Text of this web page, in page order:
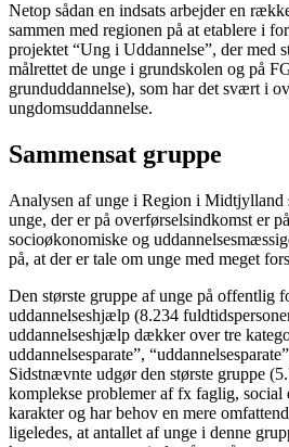
Netop sådan en indsats arbejder en
sammen med regionen på at etablere i
projektet “Ung i Uddannelse”, der med
målrettet de unge i grundskolen og på
grunduddannelse), som har det svært i
ungdomsuddannelse.
Sammensat gruppe
Analysen af unge i Region i Midtjylland
unge, der er på overførselsindkomst er
socioøkonomiske og
på, at der er tale om unge med meget
Den største gruppe af unge på offentlig
uddannelseshjælp (8.234
uddannelseshjælp dækker over tre
uddannelsesparate”,
Sidstnævnte udgør den største gruppe
komplekse problemer af fx faglig, social
karakter og har behov en mere
ligeledes, at antallet af unge i denne